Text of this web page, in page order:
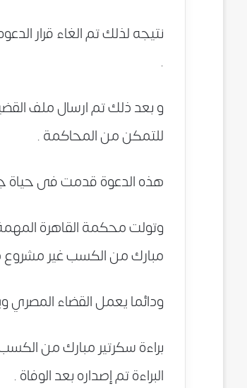
نتيجه لذلك تم الغاء قرار
.
و بعد ذلك تم ارسال ملف
للتمكن من المحاكمة .
هذه الدعوة قدمت فى حياة
وتولت محكمة القاهرة
مبارك من الكسب غير مشروع
ودائما يعمل القضاء
براءة سكرتير مبارك من
البراءة تم إصداره بعد الوفاة .